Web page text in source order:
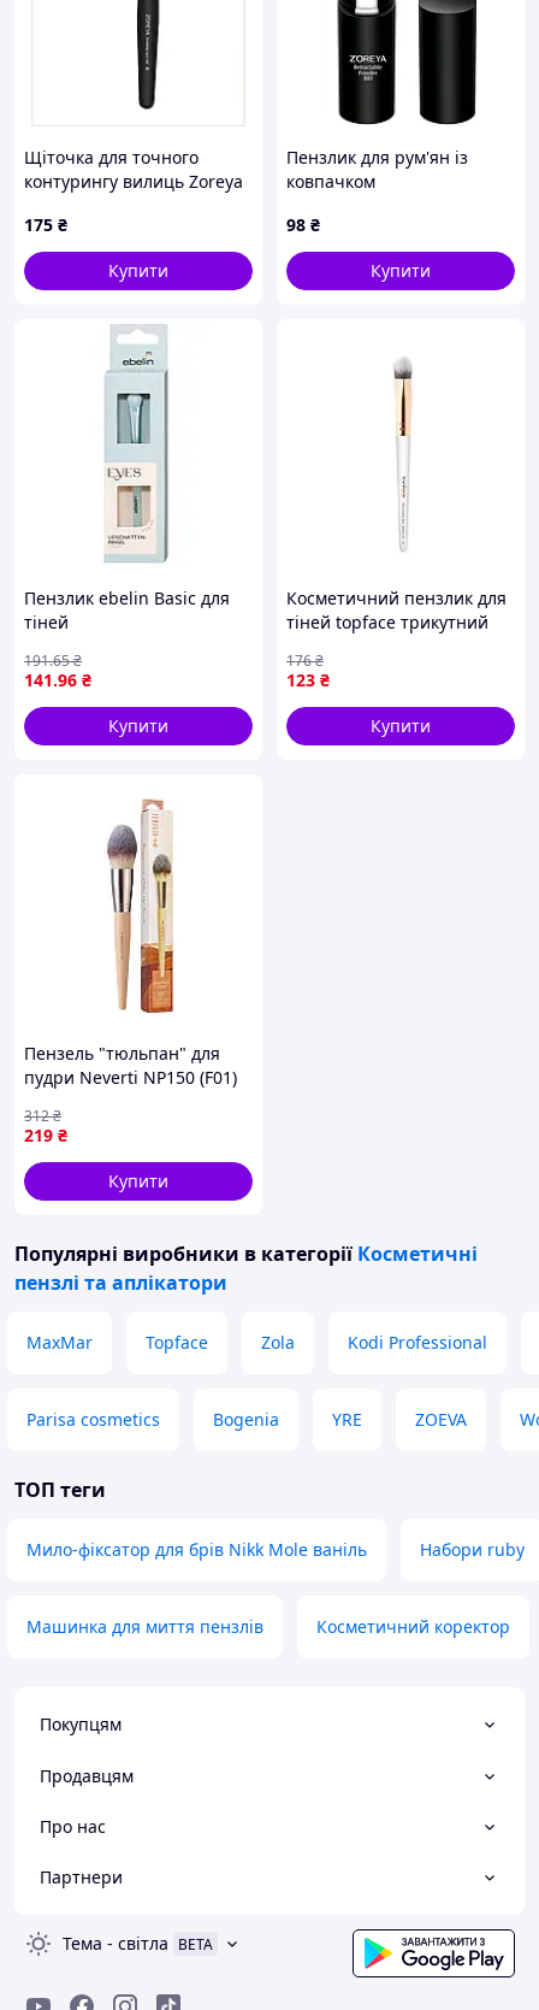
Щіточка для точного
контурингу вилиць Zoreya
175 ₴
Купити
Пензлик для рум'ян із
ковпачком
98 ₴
Купити
Пензлик ebelin Basic для
тіней
141.96 ₴
191.65₴
Купити
Косметичний пензлик для
тіней topface трикутний
123 ₴
176₴
Купити
Пензель "тюльпан" для
пудри Neverti NP150 (F01)
219 ₴
312₴
Купити
Популярні виробники в категорії Косметичні
пензлі та аплікатори
MaxMar Topface Zola Kodi Professional
Parisa cosmetics Bogenia YRE ZOEVA
ТОП теги
Мило-фіксатор для брів Nikk Mole ваніль Набори ruby
Машинка для миття пензлів Косметичний коректор
Покупцям
Продавцям
Про нас
Партнери
Тема - світла BETA